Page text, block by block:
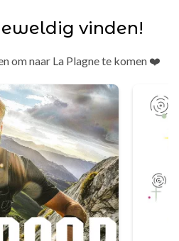
vinden!
om naar La Plagne te komen ❤️